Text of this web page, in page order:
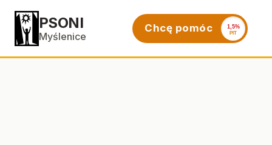
PSONI
Myślenice
Chcę pomóc 1,5%
PIT